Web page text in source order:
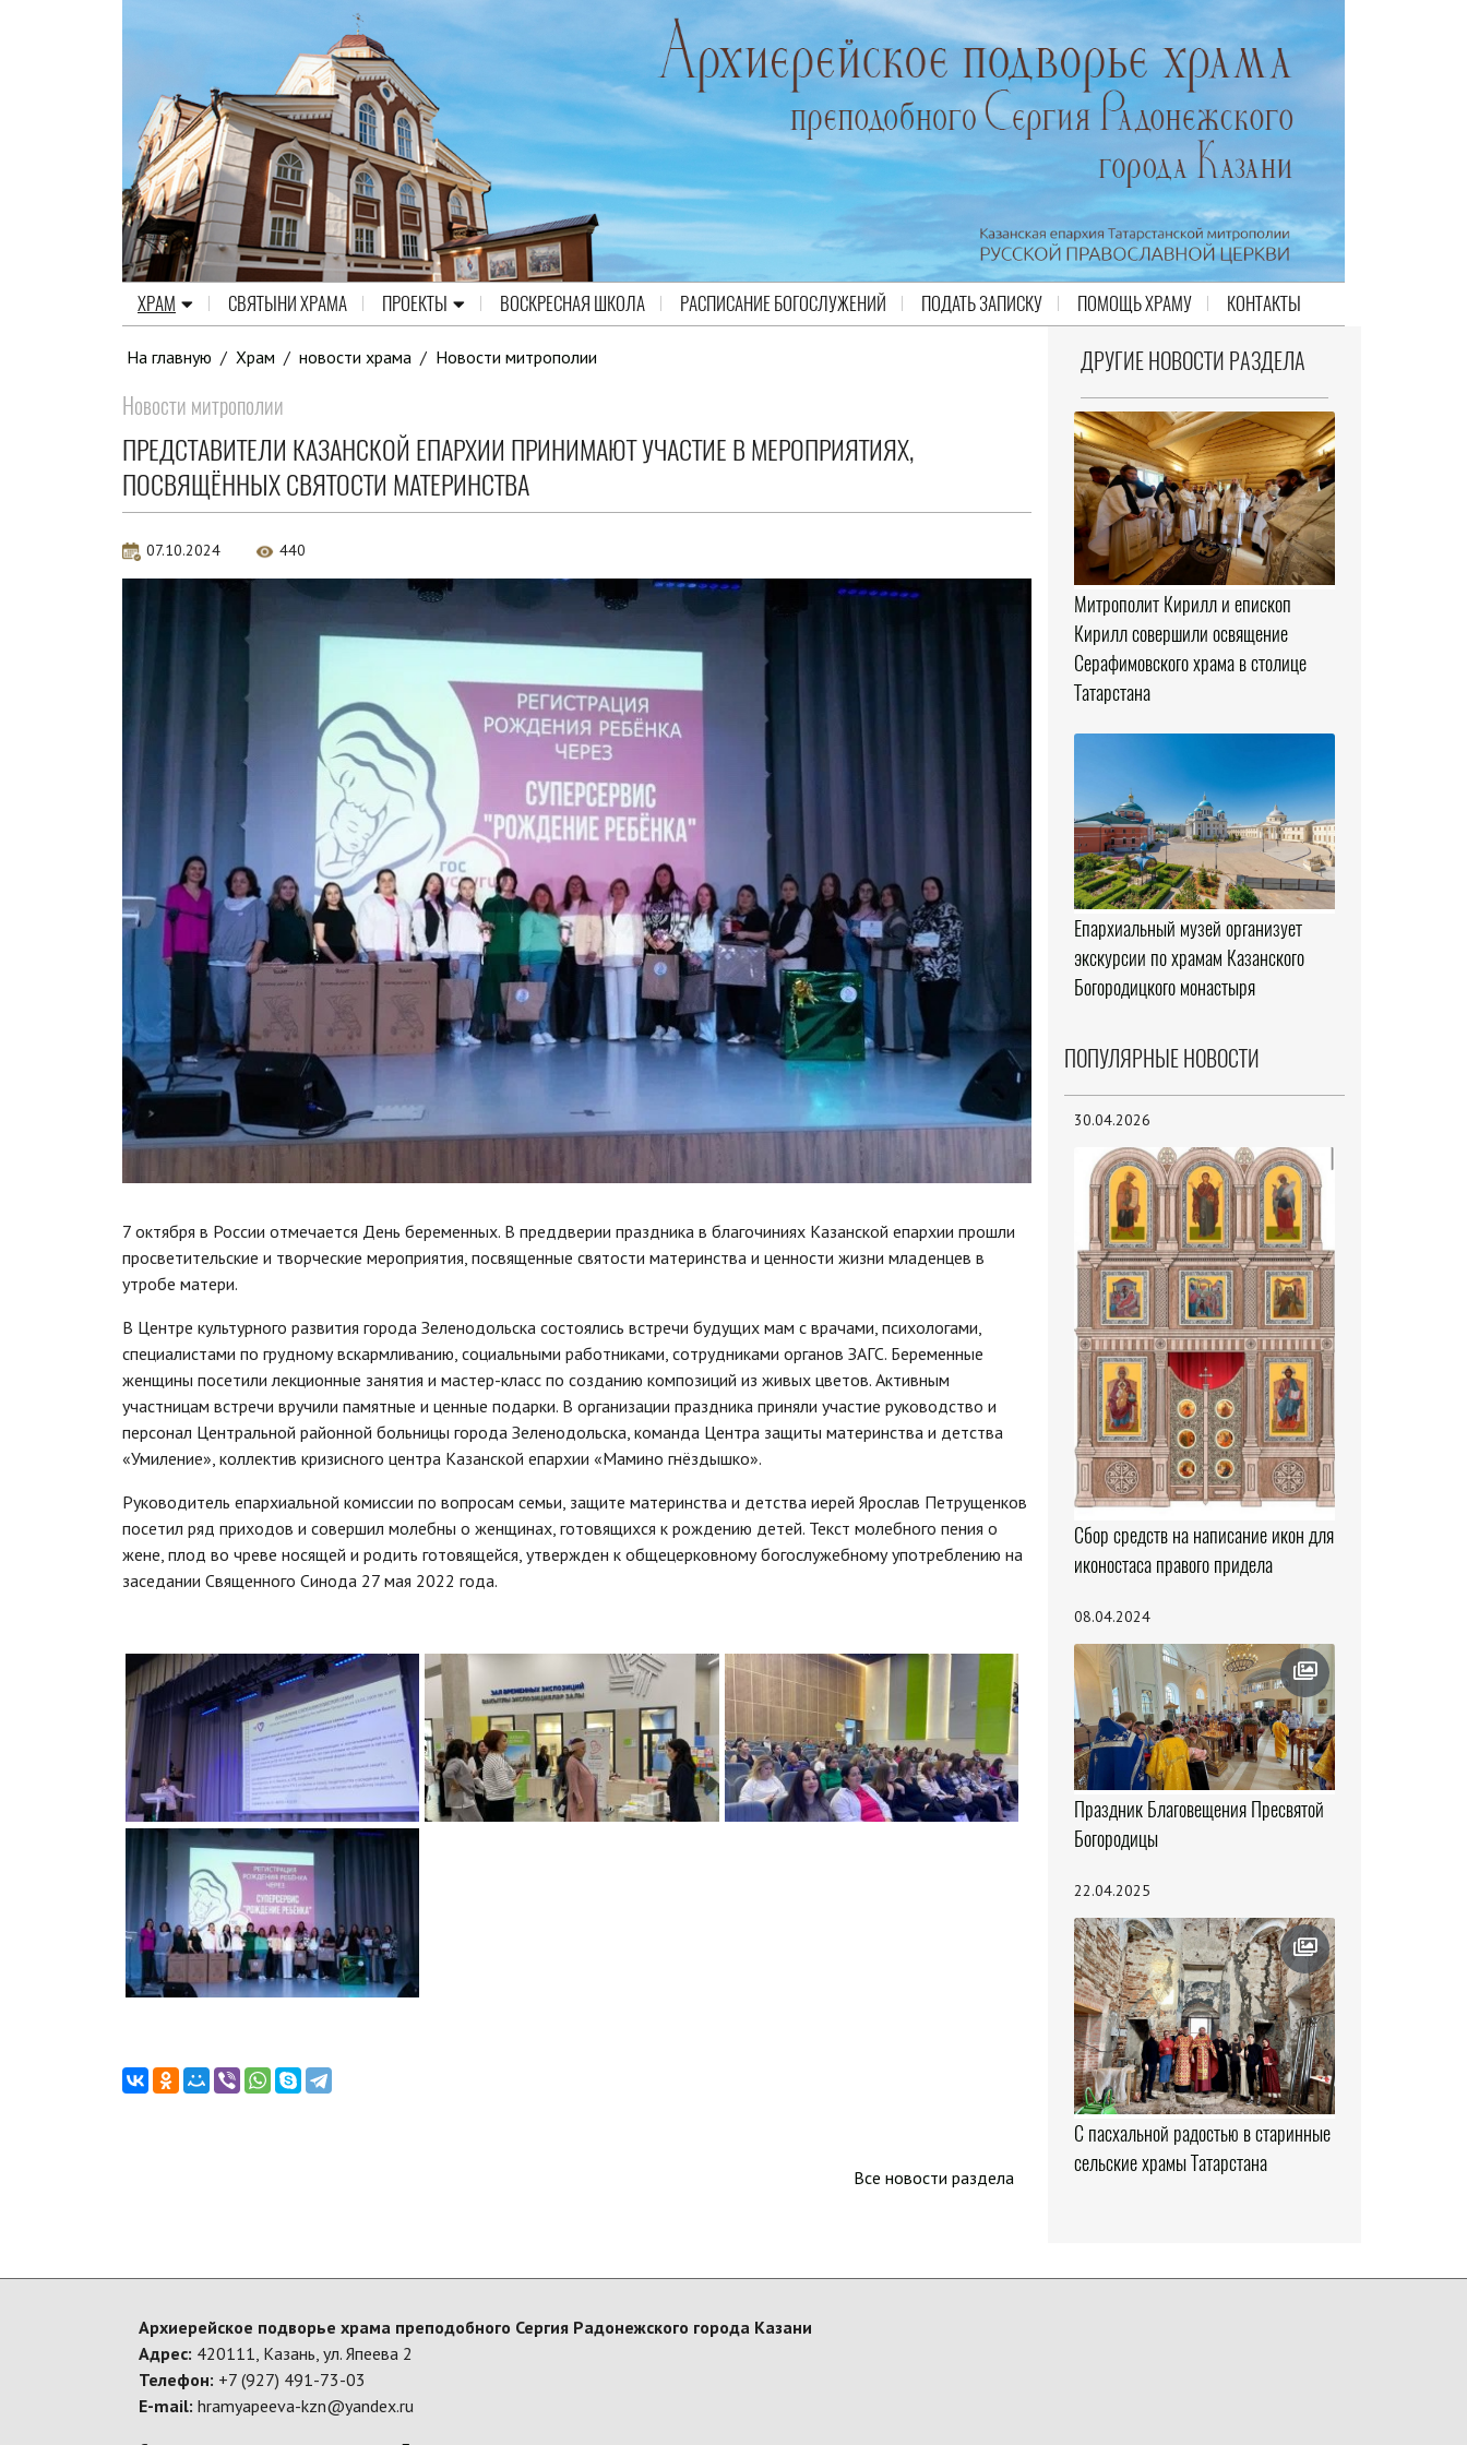
ХРАМ СВЯТЫНИ ХРАМА ПРОЕКТЫ ВОСКРЕСНАЯ ШКОЛА РАСПИСАНИЕ БОГОСЛУЖЕНИЙ ПОДАТЬ ЗАПИСКУ ПОМОЩЬ ХРАМУ КОНТАКТЫ
На главную / Храм / новости храма / Новости митрополии
Новости митрополии
ПРЕДСТАВИТЕЛИ КАЗАНСКОЙ ЕПАРХИИ ПРИНИМАЮТ УЧАСТИЕ В МЕРОПРИЯТИЯХ,
ПОСВЯЩЁННЫХ СВЯТОСТИ МАТЕРИНСТВА
07.10.2024 440
7 октября в России отмечается День беременных. В преддверии праздника в благочиниях Казанской епархии прошли
просветительские и творческие мероприятия, посвященные святости материнства и ценности жизни младенцев в
утробе матери.
В Центре культурного развития города Зеленодольска состоялись встречи будущих мам с врачами, психологами,
специалистами по грудному вскармливанию, социальными работниками, сотрудниками органов ЗАГС. Беременные
женщины посетили лекционные занятия и мастер-класс по созданию композиций из живых цветов. Активным
участницам встречи вручили памятные и ценные подарки. В организации праздника приняли участие руководство и
персонал Центральной районной больницы города Зеленодольска, команда Центра защиты материнства и детства
«Умиление», коллектив кризисного центра Казанской епархии «Мамино гнёздышко».
Руководитель епархиальной комиссии по вопросам семьи, защите материнства и детства иерей Ярослав Петрущенков
посетил ряд приходов и совершил молебны о женщинах, готовящихся к рождению детей. Текст молебного пения о
жене, плод во чреве носящей и родить готовящейся, утвержден к общецерковному богослужебному употреблению на
заседании Священного Синода 27 мая 2022 года.
Все новости раздела
ДРУГИЕ НОВОСТИ РАЗДЕЛА
Митрополит Кирилл и епископ
Кирилл совершили освящение
Серафимовского храма в столице
Татарстана
Епархиальный музей организует
экскурсии по храмам Казанского
Богородицкого монастыря
ПОПУЛЯРНЫЕ НОВОСТИ
30.04.2026
Сбор средств на написание икон для
иконостаса правого придела
08.04.2024
Праздник Благовещения Пресвятой
Богородицы
22.04.2025
С пасхальной радостью в старинные
сельские храмы Татарстана
Архиерейское подворье храма преподобного Сергия Радонежского города Казани
Адрес: 420111, Казань, ул. Япеева 2
Телефон: +7 (927) 491-73-03
E-mail: hramyapeeva-kzn@yandex.ru